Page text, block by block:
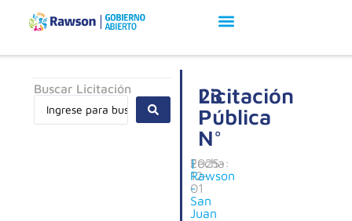
Buscar Licitación
Licitación
Pública
N°
23
Fecha:
2025-
12-
01
|
Rawson
-
San
Juan